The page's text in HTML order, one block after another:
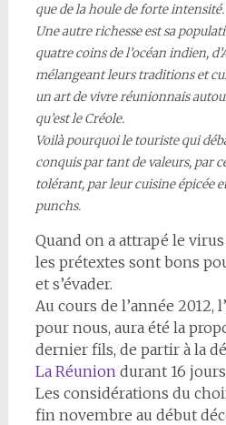
que de la houle de forte intensité.
Une autre richesse est sa
quatre coins de l’océan indien,
mélangeant leurs traditions et
un art de vivre réunionnais
qu’est le Créole.
Voilà pourquoi le touriste qui
conquis par tant de valeurs, par
tolérant, par leur cuisine épicée
punchs.
Quand on a attrapé le
les prétextes sont bons
et s’évader.
Au cours de l’année 2012,
pour nous, aura été la
dernier fils, de partir à la
La Réuniondurant 16
Les considérations du
fin novembre au début